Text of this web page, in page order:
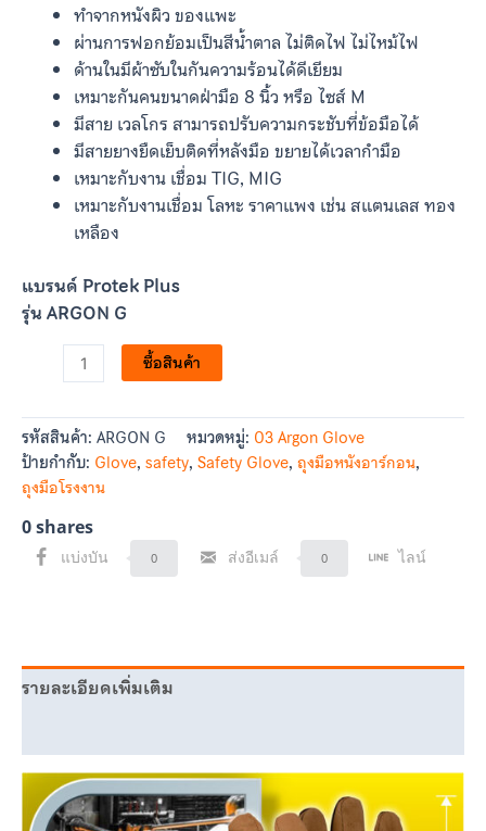
ทำจากหนังผิว ของแพะ
ผ่านการฟอกย้อมเป็นสีน้ำตาล ไม่ติดไฟ ไม่ไหม้ไฟ
ด้านในมีผ้าซับในกันความร้อนได้ดีเยียม
เหมาะกันคนขนาดฝ่ามือ 8 นิ้ว หรือ ไซส์ M
มีสาย เวลโกร สามารถปรับความกระชับที่ข้อมือได้
มีสายยางยืดเย็บติดที่หลังมือ ขยายได้เวลากำมือ
เหมาะกับงาน เชื่อม TIG, MIG
เหมาะกับงานเชื่อม โลหะ ราคาแพง เช่น สแตนเลส ทอง
เหลือง
แบรนด์ Protek Plus
รุ่น ARGON G
ซื้อสินค้า
รหัสสินค้า: ARGON G หมวดหมู่: 03 Argon Glove
ป้ายกำกับ: Glove, safety, Safety Glove, ถุงมือหนังอาร์กอน,
ถุงมือโรงงาน
0shares
แบ่งบัน 0 ส่งอีเมล์ 0 ไลน์
รายละเอียดเพิ่มเติม